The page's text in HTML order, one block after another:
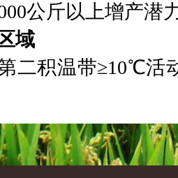
公斤以上增产潜
域
二积温带≥10℃活